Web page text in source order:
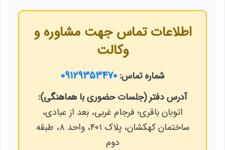
اطلاعات تماس جهت مشاوره و
وکالت
شماره تماس: 09129353470
آدرس دفتر (جلسات حضوری با هماهنگی):
اتوبان باقری؛ فرجام غربی، بعد از عبادی،
ساختمان کهکشان، پلاک ۴۰۱، واحد ۸، طبقه
دوم